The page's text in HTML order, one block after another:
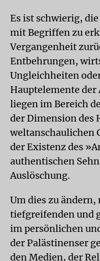
Es ist schwierig,
mit Begriffen zu
Vergangenheit
Entbehrungen,
Ungleichheiten
Hauptelemente der
liegen im Bereich
der Dimension des
weltanschaulichen
der Existenz des
authentischen
Auslöschung.
Um dies zu ändern,
tiefgreifenden und
im persönlichen
der Palästinenser
den Medien, der